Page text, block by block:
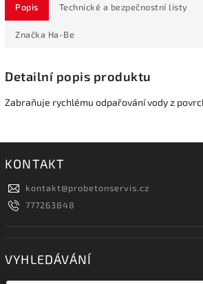
Popis Technické a bezpečnostní listy
Značka Ha-Be
Detailní popis produktu
Zabraňuje rychlému odpařování vody z
KONTAKT
kontakt@probetonservis.cz
777263848
VYHLEDÁVÁNÍ